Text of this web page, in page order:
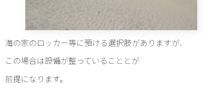
海の家のロッカー等に預ける選択肢がありますが、
この場合は設備が整っていることとが
前提になります。